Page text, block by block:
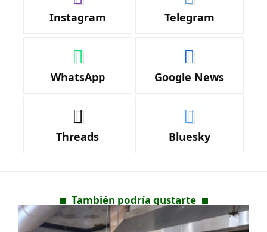
Instagram Telegram
WhatsApp Google News
Threads Bluesky
También podría gustarte